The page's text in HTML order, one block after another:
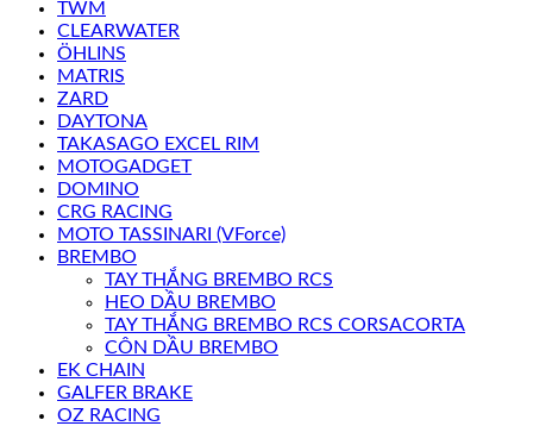
TWM
CLEARWATER
ÖHLINS
MATRIS
ZARD
DAYTONA
TAKASAGO EXCEL RIM
MOTOGADGET
DOMINO
CRG RACING
MOTO TASSINARI (VForce)
BREMBO
TAY THẮNG BREMBO RCS
HEO DẦU BREMBO
TAY THẮNG BREMBO RCS CORSACORTA
CÔN DẦU BREMBO
EK CHAIN
GALFER BRAKE
OZ RACING